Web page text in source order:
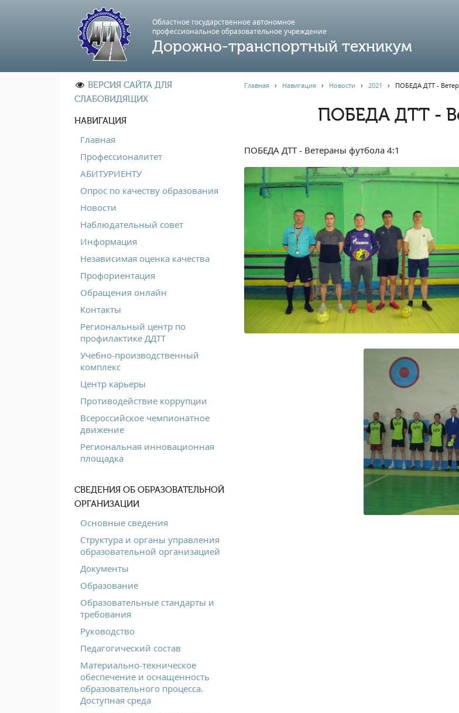
Областное государственное автономное
профессиональноe образовательное учреждение
Дорожно-транспортный техникум
ВЕРСИЯ САЙТА ДЛЯ
СЛАБОВИДЯЩИХ
НАВИГАЦИЯ
Главная
Профессионалитет
АБИТУРИЕНТУ
Опрос по качеству образования
Новости
Наблюдательный совет
Информация
Независимая оценка качества
Профориентация
Обращения онлайн
Контакты
Региональный центр по
профилактике ДДТТ
Учебно-производственный
комплекс
Центр карьеры
Противодействие коррупции
Всероссийское чемпионатное
движение
Региональная инновационная
площадка
СВЕДЕНИЯ ОБ ОБРАЗОВАТЕЛЬНОЙ
ОРГАНИЗАЦИИ
Основные сведения
Структура и органы управления
образовательной организацией
Документы
Образование
Образовательные стандарты и
требования
Руководство
Педагогический состав
Материально-техническое
обеспечение и оснащенность
образовательного процесса.
Доступная среда
Главная› Навигация› Новости › 2021 › ПОБЕДА ДТТ -
ПОБЕДА ДТТ -
ПОБЕДА ДТТ - Ветераны футбола 4:1